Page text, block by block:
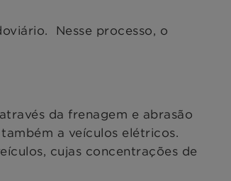
Nesse processo, o
da frenagem e abrasão
a veículos elétricos.
cujas concentrações de